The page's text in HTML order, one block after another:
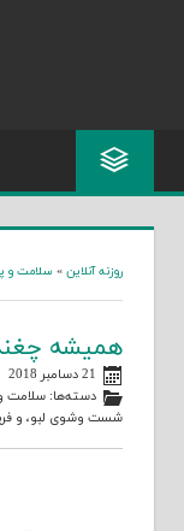
روزنه آنلاین » سلامت و
همیشه
21 دسامبر 2018
دسته‌ها:سلامت
شست وشوی لبو، و